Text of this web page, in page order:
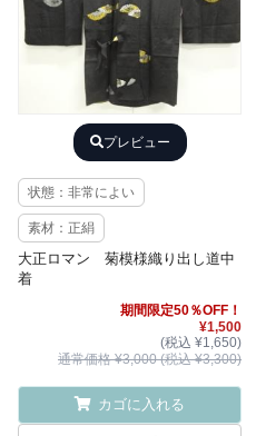
プレビュー
状態：非常によい
素材：正絹
大正ロマン 菊模様織り出し道中
着
期間限定50％OFF！
¥1,500
(税込 ¥1,650)
通常価格 ¥3,000 (税込 ¥3,300)
カゴに入れる